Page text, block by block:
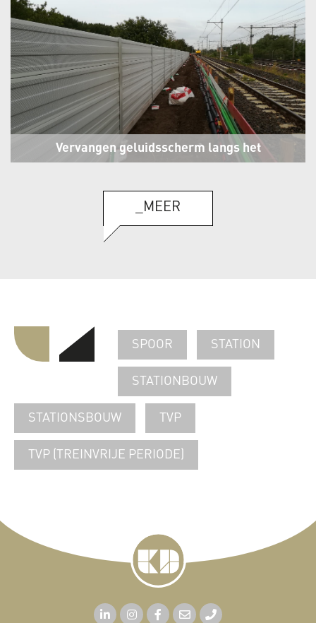
Vervangen geluidsscherm langs het
Amsterdam
_MEER
SPOOR STATION
STATIONBOUW
STATIONSBOUW TVP
TVP (TREINVRIJE PERIODE)